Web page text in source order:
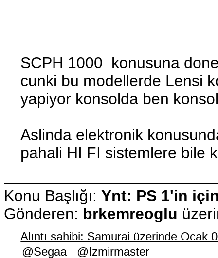
SCPH 1000 konusuna
cunki bu modellerde Lensi
yapiyor konsolda ben
Aslinda elektronik
pahali HI FI sistemlere bile
Konu Başlığı: Ynt: PS 1'in
Gönderen: brkemreoglu
Alıntı sahibi: Samurai üzerinde Ocak
@Segaa @Izmirmaster